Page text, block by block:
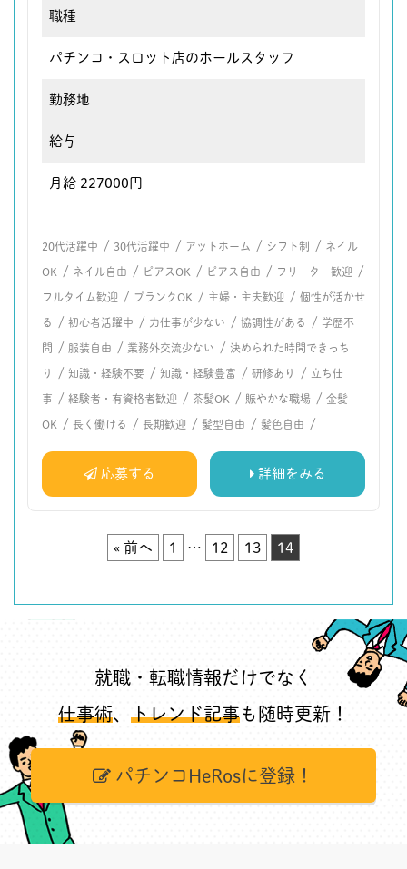
職種
パチンコ・スロット店のホールスタッフ
勤務地
給与
月給 227000円
20代活躍中 / 30代活躍中 / アットホーム / シフト制 / ネイル
OK / ネイル自由 / ピアスOK / ピアス自由 / フリーター歓迎 /
フルタイム歓迎 / ブランクOK / 主婦・主夫歓迎 / 個性が活かせ
る / 初心者活躍中 / 力仕事が少ない / 協調性がある / 学歴不
問 / 服装自由 / 業務外交流少ない / 決められた時間できっち
り / 知識・経験不要 / 知識・経験豊富 / 研修あり / 立ち仕
事 / 経験者・有資格者歓迎 / 茶髪OK / 賑やかな職場 / 金髪
OK / 長く働ける / 長期歓迎 / 髪型自由 / 髪色自由 /
応募する 詳細をみる
« 前へ 1 … 12 13 14
就職・転職情報だけでなく
仕事術、 トレンド記事も随時更新！
パチンコHeRosに登録！